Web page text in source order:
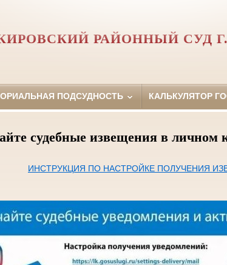
РАЙОННЫЙ СУД
ПОДСУДНОСТЬ КАЛЬКУЛЯТОР
судебные извещения в личном
ИНСТРУКЦИЯ ПО НАСТРОЙКЕ ПОЛУЧЕНИЯ